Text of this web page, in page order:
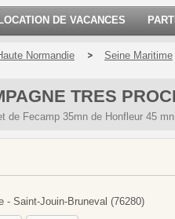
LOCATION DE VACANCES
Normandie Seine Maritime
TRES
de Fecamp 35mn de Honfleur 45
- Saint-Jouin-Bruneval (76280)